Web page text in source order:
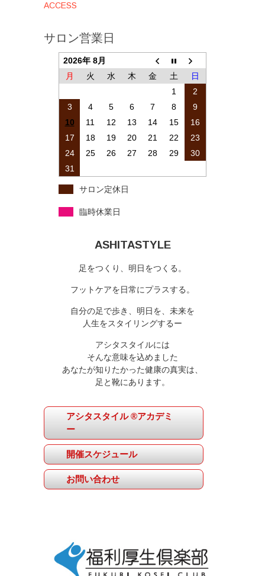
ACCESS
サロン営業日
2026年 8月
月
火 水 木 金 土
日
1
2
3
4 5 6 7 8
9
10
11 12 13 14 15
16
17
18 19 20 21 22
23
24
25 26 27 28 29
30
31
サロン定休日
臨時休業日
ASHITASTYLE
足をつくり、明日をつくる。
フットケアを日常にプラスする。
自分の足で歩き、明日を、未来を
人生をスタイリングするー
アシタスタイルには
そんな意味を込めました
あなたが知りたかった健康の真実は、
足と靴にあります。
アシタスタイル ®アカデミ
ー
開催スケジュール
お問い合わせ